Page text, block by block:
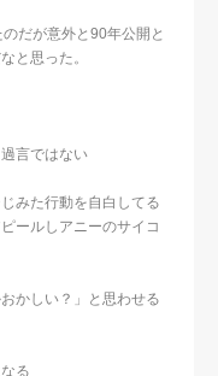
だが意外と90年公開と
と思った。
言ではない
みた行動を自白してる
ールしアニーのサイコ
かしい？」と思わせる
る